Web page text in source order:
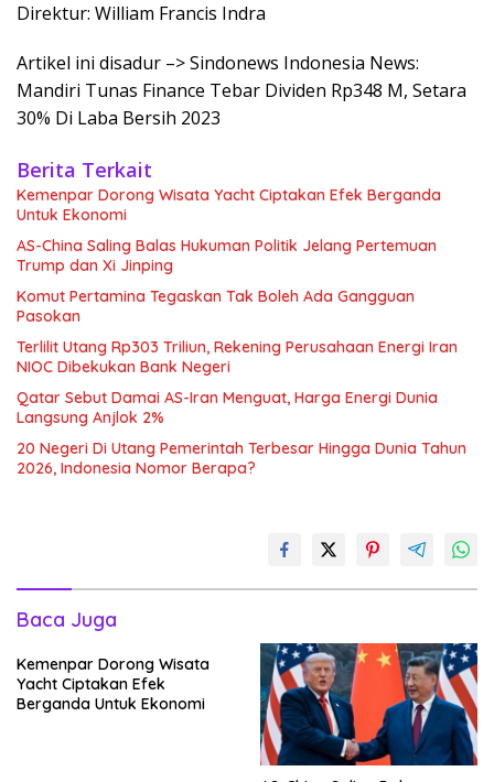
Direktur: William Francis Indra
Artikel ini disadur –> Sindonews Indonesia News:
Mandiri Tunas Finance Tebar Dividen Rp348 M, Setara
30% Di Laba Bersih 2023
Berita Terkait
Kemenpar Dorong Wisata Yacht Ciptakan Efek Berganda
Untuk Ekonomi
AS-China Saling Balas Hukuman Politik Jelang Pertemuan
Trump dan Xi Jinping
Komut Pertamina Tegaskan Tak Boleh Ada Gangguan
Pasokan
Terlilit Utang Rp303 Triliun, Rekening Perusahaan Energi Iran
NIOC Dibekukan Bank Negeri
Qatar Sebut Damai AS-Iran Menguat, Harga Energi Dunia
Langsung Anjlok 2%
20 Negeri Di Utang Pemerintah Terbesar Hingga Dunia Tahun
2026, Indonesia Nomor Berapa?
Baca Juga
Kemenpar Dorong Wisata
Yacht Ciptakan Efek
Berganda Untuk Ekonomi